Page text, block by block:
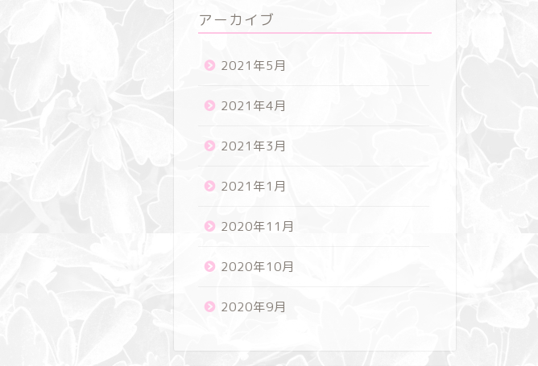
アーカイブ
2021年5月
2021年4月
2021年3月
2021年1月
2020年11月
2020年10月
2020年9月